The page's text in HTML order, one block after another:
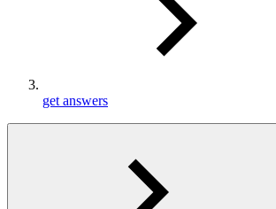
get answers